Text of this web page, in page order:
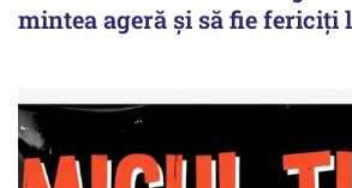
mintea ageră și să fie fericiți